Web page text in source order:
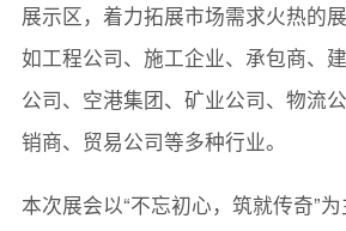
展示区，着力拓展市场需求火热的
如工程公司、施工企业、承包商、
公司、空港集团、矿业公司、物流
销商、贸易公司等多种行业。
本次展会以“不忘初心，筑就传奇”